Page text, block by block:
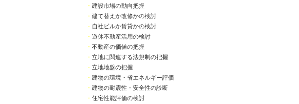
・ 建設市場の動向把握
・ 建て替えか改修かの検討
・ 自社ビルか賃貸かの検討
・ 遊休不動産活用の検討
・ 不動産の価値の把握
・ 立地に関連する法規制の把握
・ 立地地盤の把握
・ 建物の環境・省エネルギー評価
・ 建物の耐震性・安全性の診断
・ 住宅性能評価の検討